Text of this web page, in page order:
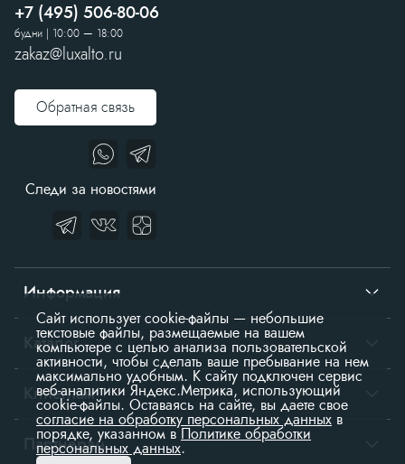
+7 (495) 506-80-06
будни | 10:00 — 18:00
zakaz@luxalto.ru
Обратная связь
Следи за новостями
Информация
О нас
Контакты
Доставка
Политика обработки персональных данных
Каталог
Столы
Подстолья
Столешницы
Клиентам
Вход в личный кабинет
Партнёрам
Сайт использует cookie-файлы — небольшие
текстовые файлы, размещаемые на вашем
компьютере с целью анализа пользовательской
активности, чтобы сделать ваше пребывание на нем
максимально удобным. К cайту подключен сервис
веб-аналитики Яндекс.Метрика, использующий
cookie-файлы. Оставаясь на сайте, вы даете свое
согласие на обработку персональных данных в
порядке, указанном вПолитике обработки
персональных данных.